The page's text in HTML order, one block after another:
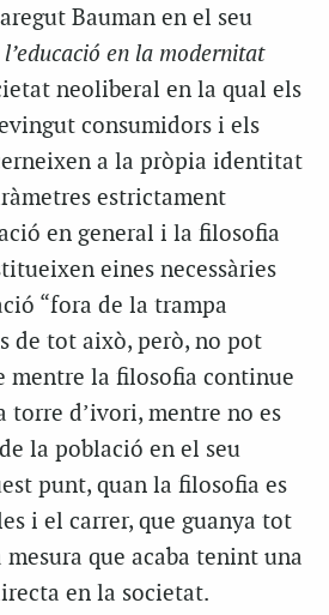
Bauman en el seu
en la modernitat
neoliberal en la qual els
consumidors i els
a la pròpia identitat
estrictament
en general i la filosofia
eines necessàries
“fora de la trampa
de tot això, però, no pot
mentre la filosofia continue
torre d’ivori, mentre no es
la població en el seu
punt, quan la filosofia es
i el carrer, que guanya tot
que acaba tenint una
en la societat.